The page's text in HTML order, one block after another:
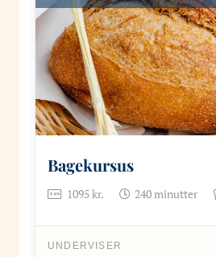
Bagekursus
1095kr. 240minutter
UNDERVISER